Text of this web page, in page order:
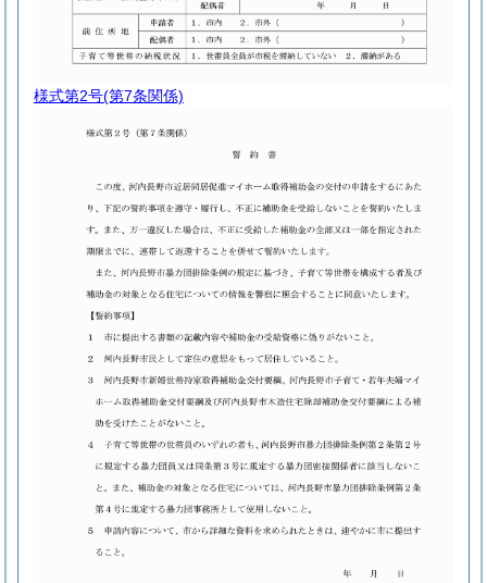
様式第2号(第7条関係)